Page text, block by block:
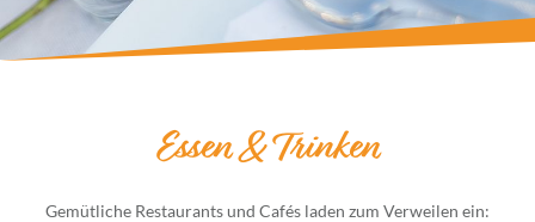
Essen & Trinken
Gemütliche Restaurants und Cafés laden zum Verweilen ein: